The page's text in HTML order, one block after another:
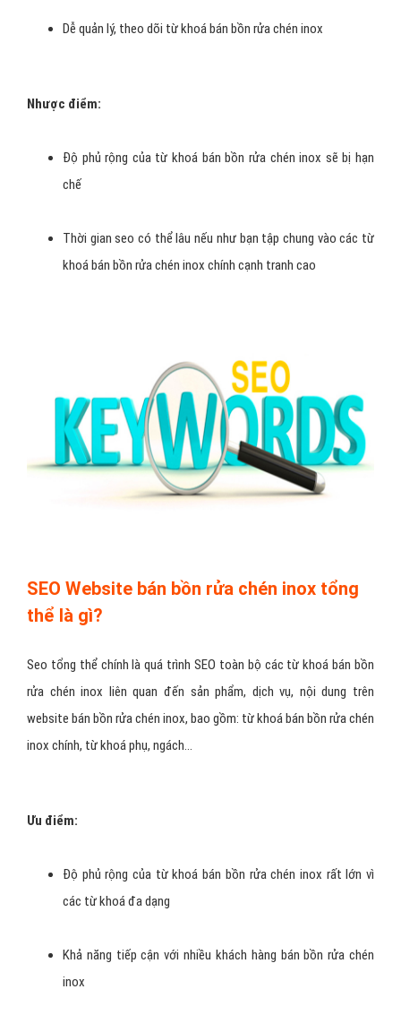
Dễ quản lý, theo dõi từ khoá bán bồn rửa chén inox
Nhược điểm:
Độ phủ rộng của từ khoá bán bồn rửa chén inox sẽ bị hạn
chế
Thời gian seo có thể lâu nếu như bạn tập chung vào các từ
khoá bán bồn rửa chén inox chính cạnh tranh cao
SEO Website bán bồn rửa chén inox tổng
thể là gì?
Seo tổng thể chính là quá trình SEO toàn bộ các từ khoá bán bồn
rửa chén inox liên quan đến sản phẩm, dịch vụ, nội dung trên
website bán bồn rửa chén inox, bao gồm: từ khoá bán bồn rửa chén
inox chính, từ khoá phụ, ngách…
Ưu điểm:
Độ phủ rộng của từ khoá bán bồn rửa chén inox rất lớn vì
các từ khoá đa dạng
Khả năng tiếp cận với nhiều khách hàng bán bồn rửa chén
inox